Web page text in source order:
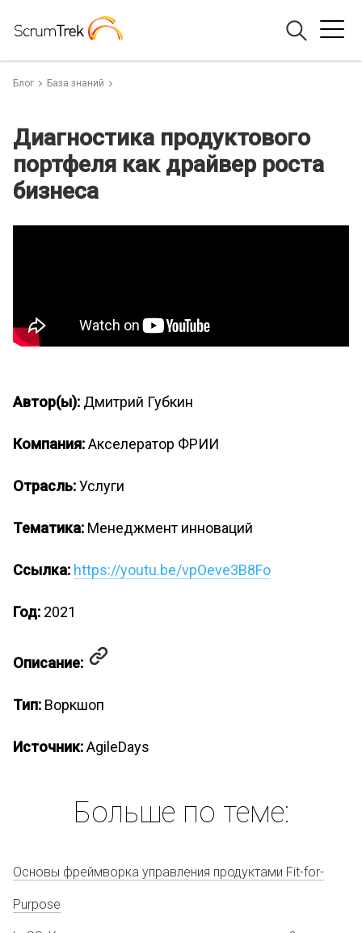
Блог База знаний
Диагностика продуктового
портфеля как драйвер роста
бизнеса
Автор(ы): Дмитрий Губкин
Компания:Акселератор ФРИИ
Отрасль:Услуги
Тематика: Менеджмент инноваций
Ссылка: https://youtu.be/vpOeve3B8Fo
Год: 2021
Описание:
Тип: Воркшоп
Источник:AgileDays
Больше по теме:
Основы фреймворка управления продуктами Fit-for-
Purpose